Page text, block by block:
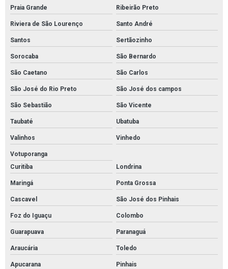
Praia Grande Ribeirão Preto
Riviera de São Lourenço Santo André
Santos Sertãozinho
Sorocaba São Bernardo
São Caetano São Carlos
São José do Rio Preto São José dos campos
São Sebastião São Vicente
Taubaté Ubatuba
Valinhos Vinhedo
Votuporanga
Curitiba
Londrina
Maringá Ponta Grossa
Cascavel São José dos Pinhais
Foz do Iguaçu Colombo
Guarapuava Paranaguá
Araucária Toledo
Apucarana Pinhais